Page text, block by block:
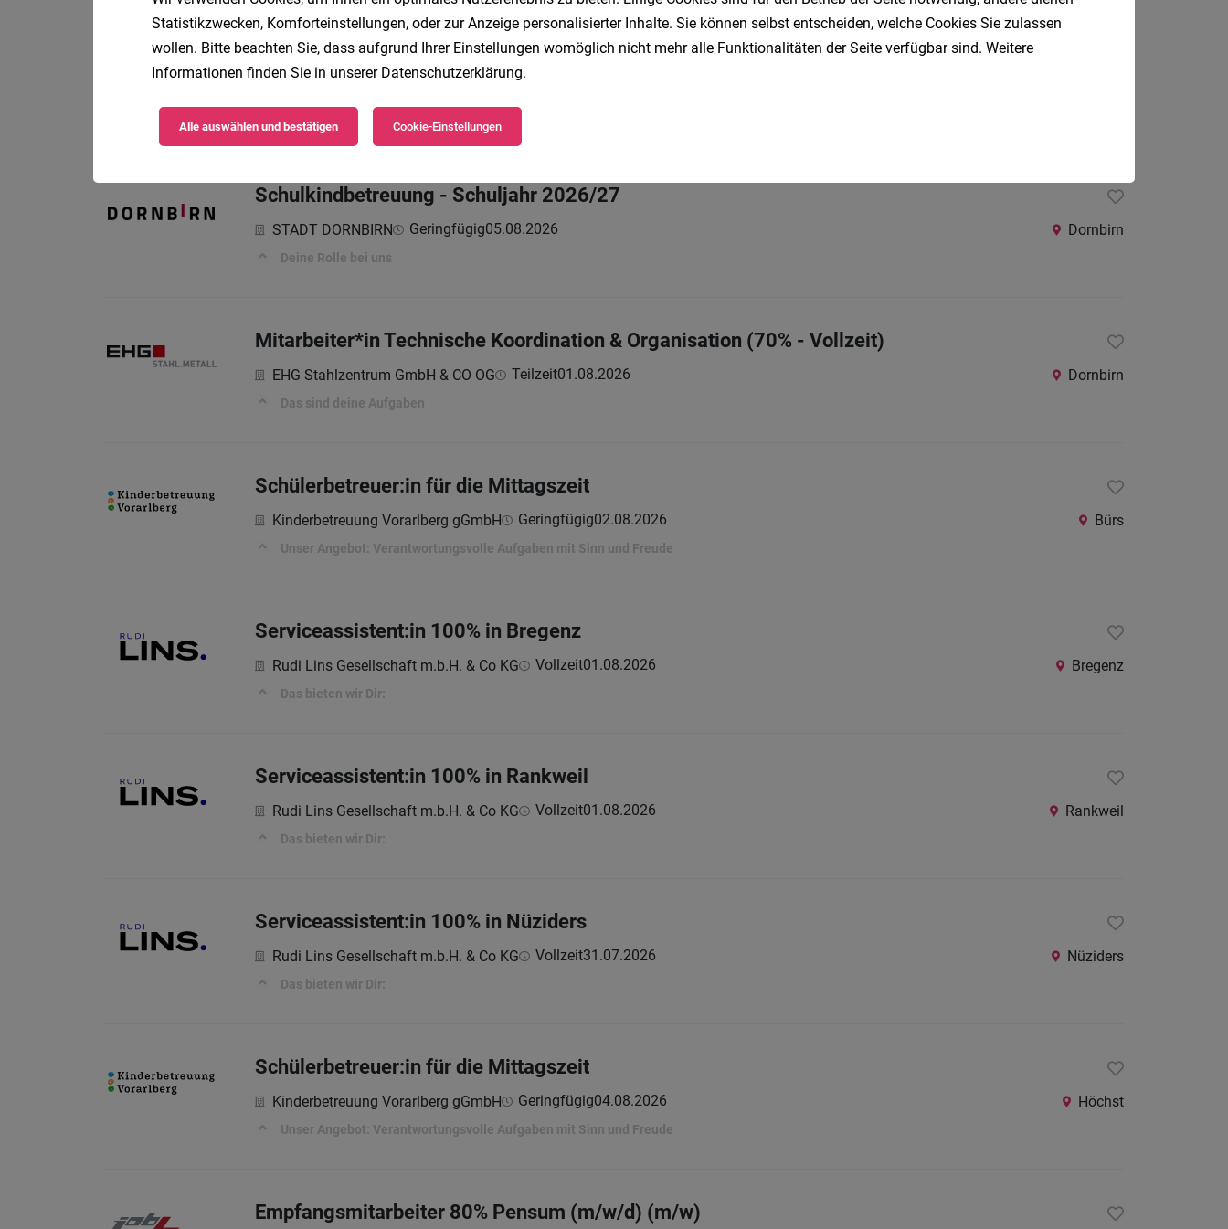
Pflege(fach)assistent:in (m/w/d)
BENEVIT – Die Vorarlberger Pflegegesellschaft
Beschäftigungsausmaß: Voll- oder Teilzeit
Schulkindbetreuung - Schuljahr 2026/27
STADT DORNBIRN Geringfügig05.08.2026 Dornbirn
Deine Rolle bei uns
Mitarbeiter*in Technische Koordination & Organisation (70% - Vollzeit)
EHG Stahlzentrum GmbH & CO OG Teilzeit01.08.2026 Dornbirn
Das sind deine Aufgaben
Schülerbetreuer:in für die Mittagszeit
Kinderbetreuung Vorarlberg gGmbH Geringfügig02.08.2026 Bürs
Unser Angebot: Verantwortungsvolle Aufgaben mit Sinn und Freude
Serviceassistent:in 100% in Bregenz
Rudi Lins Gesellschaft m.b.H. & Co KG Vollzeit01.08.2026 Bregenz
Das bieten wir Dir:
Serviceassistent:in 100% in Rankweil
Rudi Lins Gesellschaft m.b.H. & Co KG Vollzeit01.08.2026 Rankweil
Das bieten wir Dir:
Serviceassistent:in 100% in Nüziders
Rudi Lins Gesellschaft m.b.H. & Co KG Vollzeit31.07.2026 Nüziders
Das bieten wir Dir:
Schülerbetreuer:in für die Mittagszeit
Kinderbetreuung Vorarlberg gGmbH Geringfügig04.08.2026 Höchst
Unser Angebot: Verantwortungsvolle Aufgaben mit Sinn und Freude
Empfangsmitarbeiter 80% Pensum (m/w/d) (m/w)
Statistikzwecken, Komforteinstellungen, oder zur Anzeige personalisierter Inhalte. Sie können selbst entscheiden, welche Cookies Sie zulassen
wollen. Bitte beachten Sie, dass aufgrund Ihrer Einstellungen womöglich nicht mehr alle Funktionalitäten der Seite verfügbar sind. Weitere
Informationen finden Sie in unserer Datenschutzerklärung.
Alle auswählen und bestätigen Cookie-Einstellungen